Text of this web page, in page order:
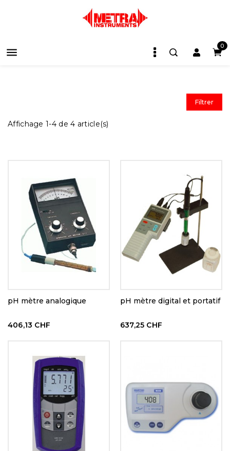
 0
Filtrer
Affichage 1-4 de 4 article(s)
pH mètre analogique
406,13 CHF
pH mètre digital et portatif
637,25 CHF